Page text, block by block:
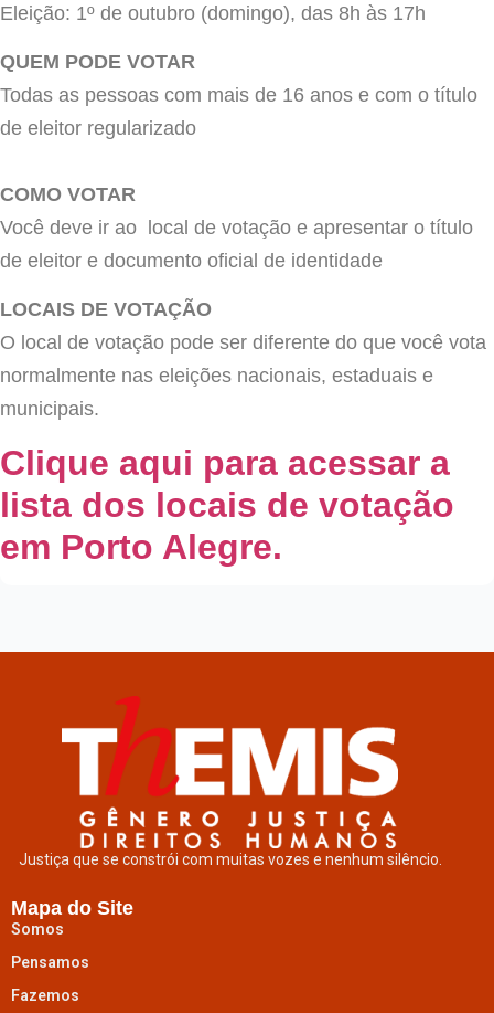
Eleição: 1º de outubro (domingo), das 8h às 17h
QUEM PODE VOTAR
Todas as pessoas com mais de 16 anos e com o título
de eleitor regularizado
COMO VOTAR
Você deve ir ao
local de votação e apresentar o título
de eleitor e documento oficial de identidade
LOCAIS DE VOTAÇÃO
O local de votação pode ser diferente do que você vota
normalmente nas eleições nacionais, estaduais e
municipais.
Clique aqui para acessar a
lista dos locais de votação
em Porto Alegre.
Justiça que se constrói com muitas vozes e nenhum silêncio.
Mapa do Site
Somos
Pensamos
Fazemos